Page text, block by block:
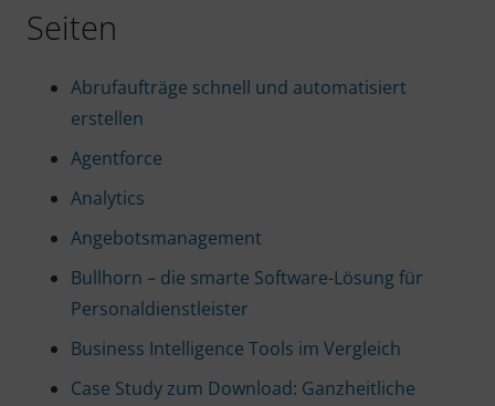
Seiten
Abrufaufträge schnell und automatisiert
erstellen
Agentforce
Analytics
Angebotsmanagement
Bullhorn – die smarte Software-Lösung für
Personaldienstleister
Business Intelligence Tools im Vergleich
Case Study zum Download: Ganzheitliche